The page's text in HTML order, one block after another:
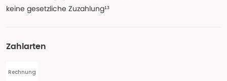
keine gesetzliche Zuzahlung¹³
Zahlarten
Rechnung